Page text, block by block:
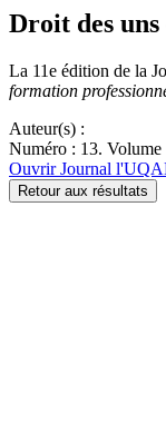
Droit des
La 11e édition de la
formation
Auteur(s) :
Numéro : 13. Volume
Ouvrir Journal
Retour aux résultats